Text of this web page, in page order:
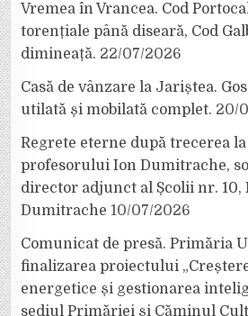
Vremea în Vrancea. Cod
torențiale până diseară, Cod
dimineață. 22/07/2026
Casă de vânzare la Jariștea.
utilată și mobilată complet. 20/
Regrete eterne după trecerea
profesorului Ion Dumitrache,
director adjunct al Școlii nr.
Dumitrache 10/07/2026
Comunicat de presă. Primăria
finalizarea proiectului
energetice și gestionarea
sediul Primăriei și Căminul